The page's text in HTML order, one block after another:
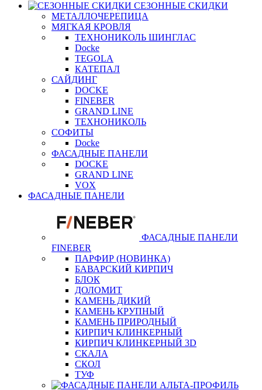
СЕЗОННЫЕ СКИДКИ
МЕТАЛЛОЧЕРЕПИЦА
МЯГКАЯ КРОВЛЯ
ТЕХНОНИКОЛЬ ШИНГЛАС
Docke
TEGOLA
КАТЕПАЛ
САЙДИНГ
DOCKE
FINEBER
GRAND LINE
ТЕХНОНИКОЛЬ
СОФИТЫ
Docke
ФАСАДНЫЕ ПАНЕЛИ
DOCKE
GRAND LINE
VOX
ФАСАДНЫЕ ПАНЕЛИ
ФАСАДНЫЕ ПАНЕЛИ
FINEBER
ПАРФИР (НОВИНКА)
БАВАРСКИЙ КИРПИЧ
БЛОК
ДОЛОМИТ
КАМЕНЬ ДИКИЙ
КАМЕНЬ КРУПНЫЙ
КАМЕНЬ ПРИРОДНЫЙ
КИРПИЧ КЛИНКЕРНЫЙ
КИРПИЧ КЛИНКЕРНЫЙ 3D
СКАЛА
СКОЛ
ТУФ